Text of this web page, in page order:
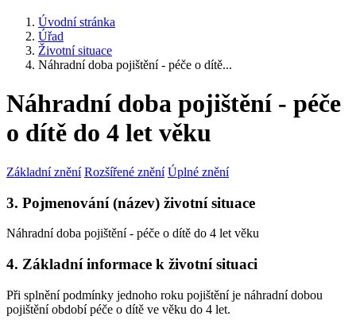
Úvodní stránka
Úřad
Životní situace
Náhradní doba pojištění - péče o dítě...
Náhradní doba pojištění - péče
o dítě do 4 let věku
Základní znění Rozšířené znění Úplné znění
3. Pojmenování (název) životní situace
Náhradní doba pojištění - péče o dítě do 4 let věku
4. Základní informace k životní situaci
Při splnění podmínky jednoho roku pojištění je náhradní dobou
pojištění období péče o dítě ve věku do 4 let.